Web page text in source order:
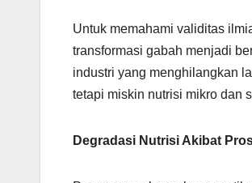
Untuk memahami validitas
transformasi gabah menjadi
industri yang menghilangkan
tetapi miskin nutrisi mikro dan
Degradasi Nutrisi Akibat